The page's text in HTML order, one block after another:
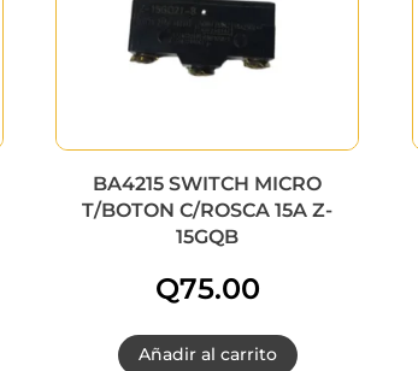
BA4215 SWITCH MICRO
T/BOTON C/ROSCA 15A Z-
15GQB
Q75.00
Añadir al carrito